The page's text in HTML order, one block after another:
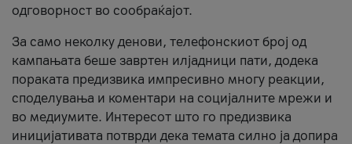
одговорност во сообраќајот.
За само неколку денови, телефонскиот број од
кампањата беше завртен илјадници пати, додека
пораката предизвика импресивно многу реакции,
споделувања и коментари на социјалните мрежи и
во медиумите. Интересот што го предизвика
иницијативата потврди дека темата силно ја допира